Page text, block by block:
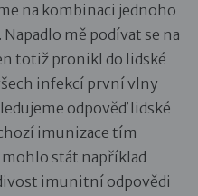
na kombinaci jednoho
mě podívat se na
totiž pronikl do lidské
infekcí první vlny
odpověď lidské
imunizace tím
stát například
imunitní odpovědi